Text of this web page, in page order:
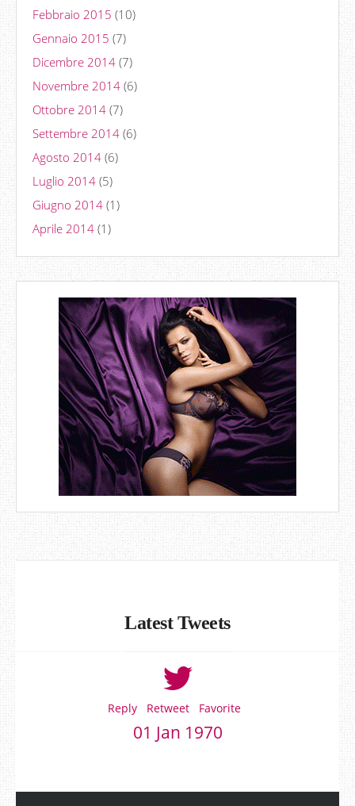
Febbraio 2015 (10)
Gennaio 2015 (7)
Dicembre 2014 (7)
Novembre 2014 (6)
Ottobre 2014 (7)
Settembre 2014 (6)
Agosto 2014 (6)
Luglio 2014 (5)
Giugno 2014 (1)
Aprile 2014 (1)
Latest Tweets
Reply Retweet Favorite
01 Jan 1970